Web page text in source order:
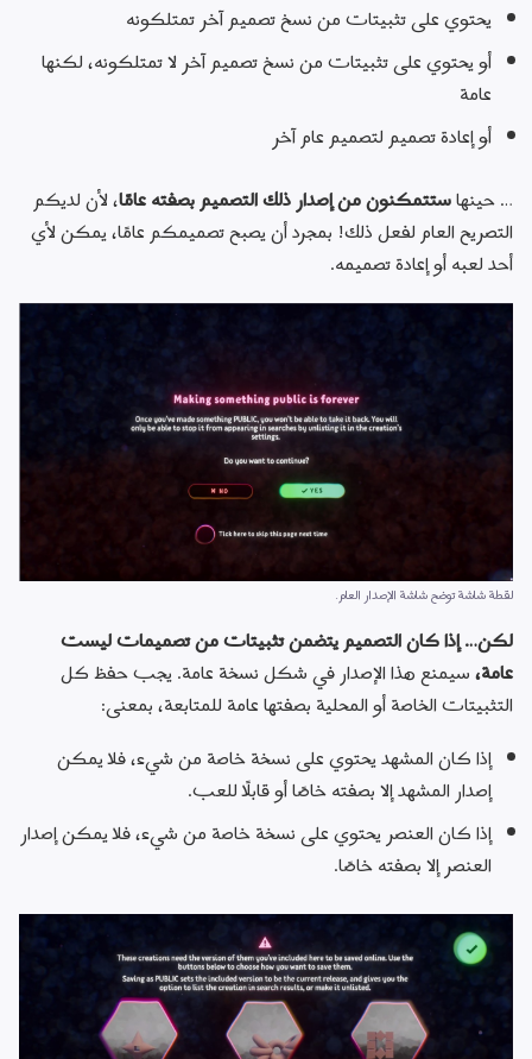
يحتوي على تثبيتات من نسخ تصميم آخر تمتلكونه
أو يحتوي على تثبيتات من نسخ تصميم آخر لا تمتلكونه، لكنها
عامة
أو إعادة تصميم لتصميم عام آخر
… حينها ستتمكنون من إصدار ذلك التصميم بصفته عامًا
أحد لعبه أو إعادة تصميمه.
لقطة شاشة توضح شاشة الإصدار العام.
لكن… إذا كان التصميم يتضمن تثبيتات من تصميمات ليست
عامة، سيمنع هذا الإصدار في شكل نسخة عامة
التثبيتات الخاصة أو المحلية بصفتها عامة للمتابعة، بمعنى:
إذا كان المشهد يحتوي على نسخة خاصة من شيء، فلا يمكن
إصدار المشهد إلا بصفته خاصًا أو قابلًا للعب.
إذا كان العنصر يحتوي على نسخة خاصة من شيء، فلا يمكن إصدار
العنصر إلا بصفته خاصًا.